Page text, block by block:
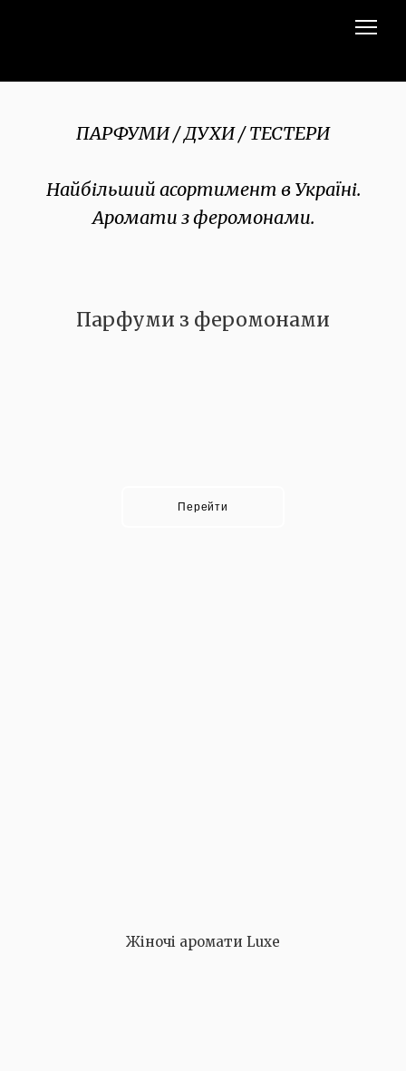
ПАРФУМИ / ДУХИ / ТЕСТЕРИ
Найбільший асортимент в Україні.
Аромати з феромонами.
Парфуми з феромонами
Перейти
Жіночі аромати Luxe